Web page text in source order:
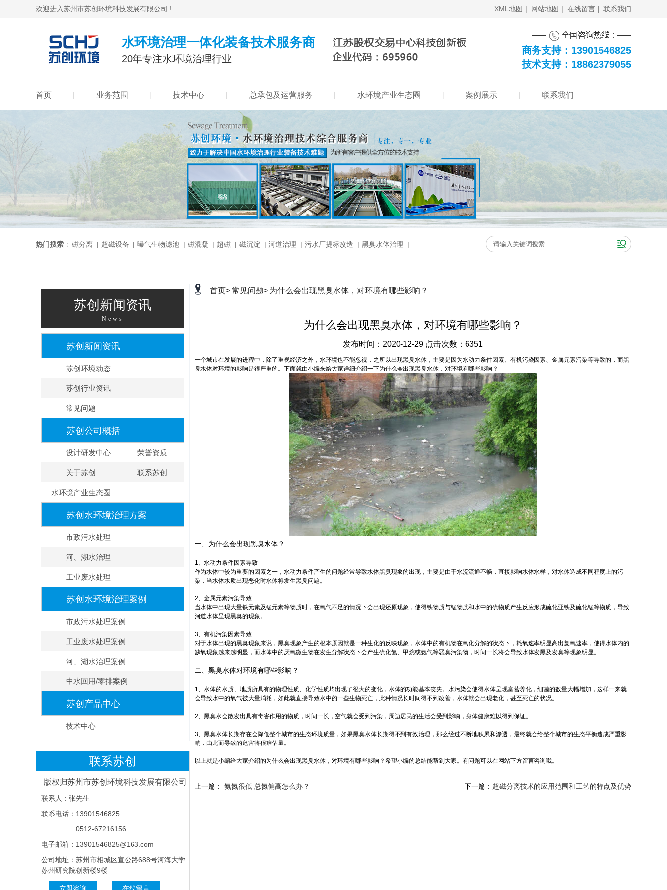
欢迎进入苏州市苏创环境科技发展有限公司 ! XML地图 | 网站地图 | 在线留言 | 联系我们
水环境治理一体化装备技术服务商
20年专注水环境治理行业
商务支持：13901546825
技术支持：18862379055
首页 | 业务范围 | 技术中心 | 总承包及运营服务 | 水环境产业生态圈 | 案例展示 | 联系我们
热门搜索： 磁分离 | 超磁设备 | 曝气生物滤池 | 磁混凝 | 超磁 | 磁沉淀 | 河道治理 | 污水厂提标改造 | 黑臭水体治理 |
苏创新闻资讯
News
苏创新闻资讯
苏创环境动态
苏创行业资讯
常见问题
苏创公司概括
设计研发中心 荣誉资质
关于苏创 联系苏创
水环境产业生态圈
苏创水环境治理方案
市政污水处理
河、湖水治理
工业废水处理
苏创水环境治理案例
市政污水处理案例
工业废水处理案例
河、湖水治理案例
中水回用/零排案例
苏创产品中心
技术中心
联系苏创
版权归苏州市苏创环境科技发展有限公司
联系人：张先生
联系电话：13901546825
0512-67216156
电子邮箱：13901546825@163.com
公司地址：苏州市相城区宣公路688号河海大学
苏州研究院创新楼9楼
立即咨询 在线留言
首页>常见问题> 为什么会出现黑臭水体，对环境有哪些影响？
为什么会出现黑臭水体，对环境有哪些影响？
发布时间：2020-12-29 点击次数：6351
一个城市在发展的进程中，除了重视经济之外，水环境也不能忽视，之所以出现黑臭水体，主要是因为水动力条件因素、有机污染因素、金属元素污染等导致的，而黑
臭水体对环境的影响是很严重的。下面就由小编来给大家详细介绍一下为什么会出现黑臭水体，对环境有哪些影响？
一、为什么会出现黑臭水体？
1、水动力条件因素导致
作为水体中较为重要的因素之一，水动力条件产生的问题经常导致水体黑臭现象的出现，主要是由于水流流通不畅，直接影响水体水样，对水体造成不同程度上的污
染，当水体水质出现恶化时水体将发生黑臭问题。
2、金属元素污染导致
当水体中出现大量铁元素及锰元素等物质时，在氧气不足的情况下会出现还原现象，使得铁物质与锰物质和水中的硫物质产生反应形成硫化亚铁及硫化锰等物质，导致
河道水体呈现黑臭的现象。
3、有机污染因素导致
对于水体出现的黑臭现象来说，黑臭现象产生的根本原因就是一种生化的反映现象，水体中的有机物在氧化分解的状态下，耗氧速率明显高出复氧速率，使得水体内的
缺氧现象越来越明显，而水体中的厌氧微生物在发生分解状态下会产生硫化氢、甲烷或氨气等恶臭污染物，时间一长将会导致水体发黑及发臭等现象明显。
二、黑臭水体对环境有哪些影响？
1、水体的水质、地质所具有的物理性质、化学性质均出现了很大的变化，水体的功能基本丧失。水污染会使得水体呈现富营养化，细菌的数量大幅增加，这样一来就
会导致水中的氧气被大量消耗，如此就直接导致水中的一些生物死亡，此种情况长时间得不到改善，水体就会出现老化，甚至死亡的状况。
2、黑臭水会散发出具有毒害作用的物质，时间一长，空气就会受到污染，周边居民的生活会受到影响，身体健康难以得到保证。
3、黑臭水体长期存在会降低整个城市的生态环境质量，如果黑臭水体长期得不到有效治理，那么经过不断地积累和渗透，最终就会给整个城市的生态平衡造成严重影
响，由此而导致的危害将很难估量。
以上就是小编给大家介绍的为什么会出现黑臭水体，对环境有哪些影响？希望小编的总结能帮到大家。有问题可以在网站下方留言咨询哦。
上一篇： 氨氮很低 总氮偏高怎么办？ 下一篇： 超磁分离技术的应用范围和工艺的特点及优势